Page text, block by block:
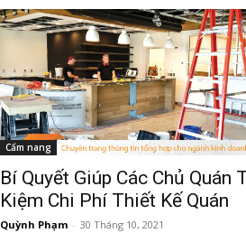
Cẩm nang
Bí Quyết Giúp Các Chủ Quán
Kiệm Chi Phí Thiết Kế Quán
Quỳnh Phạm - 30 Tháng 10, 2021